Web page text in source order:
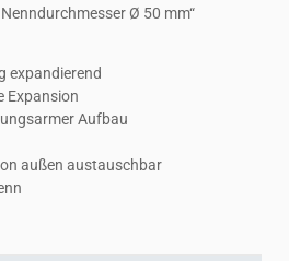
Ø 50 mm“
expandierend
Expansion
Aufbau
außen austauschbar